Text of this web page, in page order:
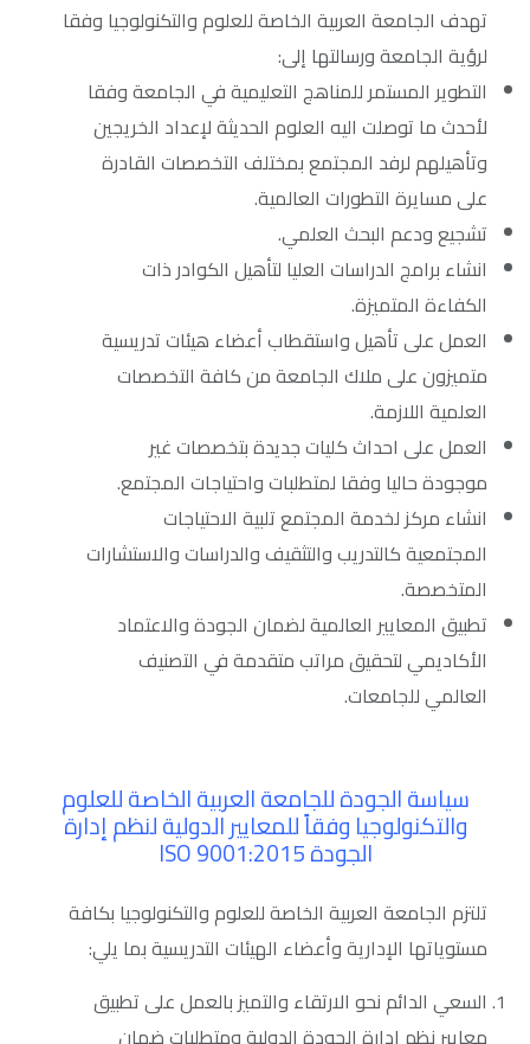
تهدف الجامعة العربية الخاصة للعلوم والتكنولوجيا وفقا
لرؤية الجامعة ورسالتها إلى:
التطوير المستمر للمناهج التعليمية في الجامعة وفقا
لأحدث ما توصلت اليه العلوم الحديثة لإعداد الخريجين
وتأهيلهم لرفد المجتمع بمختلف التخصصات القادرة
على مسايرة التطورات العالمية.
تشجيع ودعم البحث العلمي.
انشاء برامج الدراسات العليا لتأهيل الكوادر ذات
الكفاءة المتميزة.
العمل على تأهيل واستقطاب أعضاء هيئات تدريسية
متميزون على ملاك الجامعة من كافة التخصصات
العلمية اللازمة.
العمل على احداث كليات جديدة بتخصصات غير
موجودة حاليا وفقا لمتطلبات واحتياجات المجتمع.
انشاء مركز لخدمة المجتمع تلبية الاحتياجات
المجتمعية كالتدريب والتثقيف والدراسات والاستشارات
المتخصصة.
تطبيق المعايير العالمية لضمان الجودة والاعتماد
الأكاديمي لتحقيق مراتب متقدمة في التصنيف
العالمي للجامعات.
سياسة الجودة للجامعة العربية الخاصة للعلوم
والتكنولوجيا وفقاً للمعايير الدولية لنظم إدارة
الجودة ISO 9001:2015
تلتزم الجامعة العربية الخاصة للعلوم والتكنولوجيا بكافة
مستوياتها الإدارية وأعضاء الهيئات التدريسية بما يلي:
السعي الدائم نحو الارتقاء والتميز بالعمل على تطبيق
معايير نظم إدارة الجودة الدولية ومتطلبات ضمان